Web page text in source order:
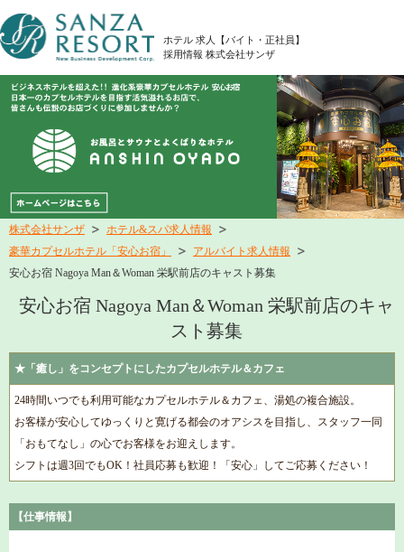
ホテル 求人【バイト・正社員】
採用情報 株式会社サンザ
株式会社サンザ
ホテル&スパ求人情報
豪華カプセルホテル「安心お宿」
アルバイト求人情報
安心お宿 Nagoya Man＆Woman 栄駅前店のキャスト募集
安心お宿 Nagoya Man＆Woman 栄駅前店のキャ
スト募集
★「癒し」をコンセプトにしたカプセルホテル＆カフェ
24時間いつでも利用可能なカプセルホテル＆カフェ、湯処の複合施設。
お客様が安心してゆっくりと寛げる都会のオアシスを目指し、スタッフ一同
「おもてなし」の心でお客様をお迎えします。
シフトは週3回でもOK！社員応募も歓迎！「安心」してご応募ください！
【仕事情報】